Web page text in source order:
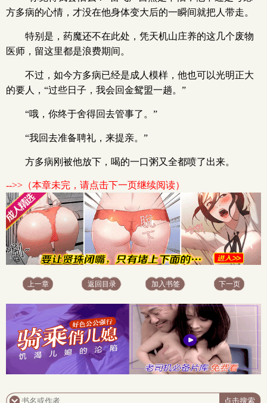
方多病的心情，才没在他身体变大后的一瞬间就把人带走。
特别是，药魔还不在此处，凭天机山庄养的这几个废物
医师，留这里都是浪费期间。
不过，如今方多病已经是成人模样，他也可以光明正大
的要人，“过些日子，我会回金鸳盟一趟。”
“哦，你终于舍得回去管事了。”
“我回去准备聘礼，来提亲。”
方多病刚被他放下，喝的一口粥又全都喷了出来。
-->>（本章未完，请点击下一页继续阅读）
上一章 返回目录 加入书签 下一页